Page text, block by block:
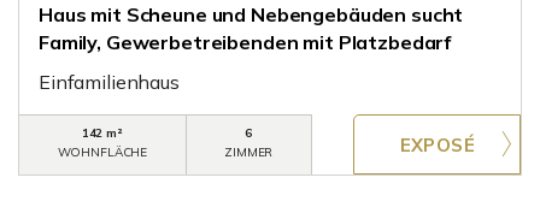
Haus mit Scheune und Nebengebäuden sucht
Family, Gewerbetreibenden mit Platzbedarf
Einfamilienhaus
142 m²
WOHNFLÄCHE
6
ZIMMER